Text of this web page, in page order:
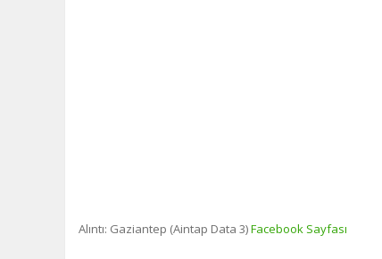
Alıntı: Gaziantep (Aintap Data 3)Facebook Sayfası